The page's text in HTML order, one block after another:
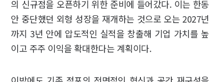
의 신규점을 오픈하기 위한 준비에 들어갔다. 이는 한동
안 중단했던 외형 성장을 재개하는 것으로 오는 2027년
까지 3년 안에 압도적인 실적을 창출해 기업 가치를 높
이고 주주 이익을 확대한다는 계획이다.